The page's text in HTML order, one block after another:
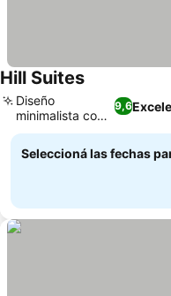
Hill Suites
9,6
Diseño
minimalista con
estilo
Seleccioná las fechas